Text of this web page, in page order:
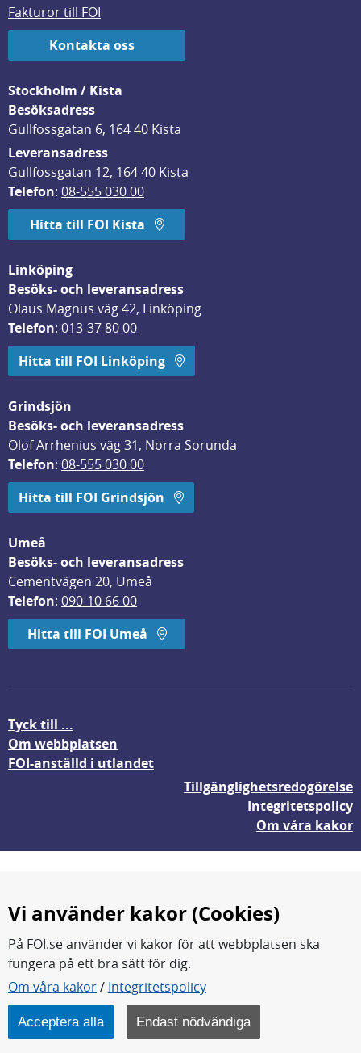
Fakturor till FOI
Kontakta oss
Stockholm / Kista
Besöksadress
Gullfossgatan 6, 164 40 Kista
Leveransadress
Gullfossgatan 12, 164 40 Kista
Telefon: 08-555 030 00
Hitta till FOI Kista
Linköping
Besöks- och leveransadress
Olaus Magnus väg 42, Linköping
Telefon: 013-37 80 00
Hitta till FOI Linköping
Grindsjön
Besöks- och leveransadress
Olof Arrhenius väg 31, Norra Sorunda
Telefon: 08-555 030 00
Hitta till FOI Grindsjön
Umeå
Besöks- och leveransadress
Cementvägen 20, Umeå
Telefon: 090-10 66 00
Hitta till FOI Umeå
Tyck till ...
Om webbplatsen
FOI-anställd i utlandet
Tillgänglighetsredogörelse
Integritetspolicy
Om våra kakor
FOI forskar för en säkrare värld.
FOI:s kärnverksamhet är forskning, metod- och
teknikutveckling samt analyser och studier.
Myndigheten ligger under Försvarsdepartementet.
Vi använder kakor (Cookies)
På FOI.se använder vi kakor för att webbplatsen ska
fungera på ett bra sätt för dig.
Om våra kakor/ Integritetspolicy
Acceptera alla Endast nödvändiga